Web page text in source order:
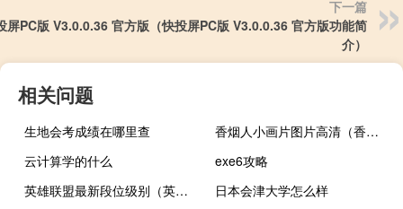
下一篇
屏PC版 V3.0.0.36 官方版（快投屏PC版 V3.0.0.36 官方版功能简
介）
相关问题
生地会考成绩在哪里查
香烟人小画片图片高清（香烟人小画片图片）
云计算学的什么
exe6攻略
英雄联盟最新段位级别（英雄联盟段位级别2019）
日本会津大学怎么样